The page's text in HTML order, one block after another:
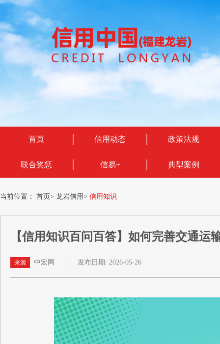
首页 信用动态 政策法规
联合奖惩 信易+ 典型案例
当前位置： 首页> 龙岩信用> 信用知识
【信用知识百问百答】如何完善交通运
来源 中宏网 发布日期: 2026-05-26